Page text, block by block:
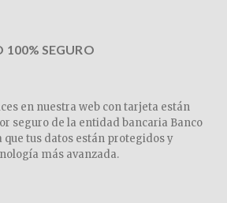
100% SEGURO
en nuestra web con tarjeta están
seguro de la entidad bancaria Banco
que tus datos están protegidos y
más avanzada.